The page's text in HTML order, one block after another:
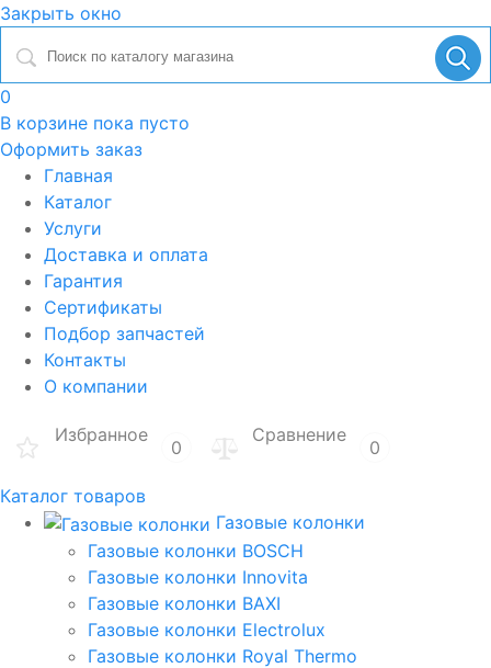
Закрыть окно
0
В корзине пока пусто
Оформить заказ
Главная
Каталог
Услуги
Доставка и оплата
Гарантия
Сертификаты
Подбор запчастей
Контакты
О компании
Избранное
0
Сравнение
0
Каталог товаров
Газовые колонки
Газовые колонки BOSCH
Газовые колонки Innovita
Газовые колонки BAXI
Газовые колонки Electrolux
Газовые колонки Royal Thermo